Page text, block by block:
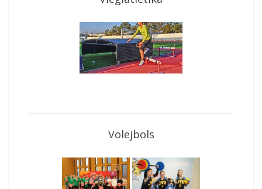
Volejbols